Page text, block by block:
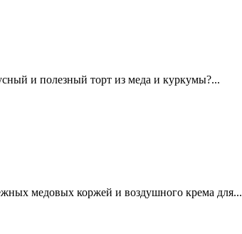
и полезный торт из меда и куркумы?...
медовых коржей и воздушного крема для...